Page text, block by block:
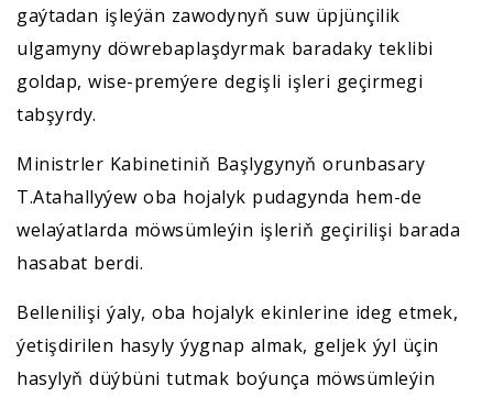
gaýtadan işleýän zawodynyň suw üpjünçilik
ulgamyny döwrebaplaşdyrmak baradaky teklibi
goldap, wise-premýere degişli işleri geçirmegi
tabşyrdy.
Ministrler Kabinetiniň Başlygynyň orunbasary
T.Atahallyýew oba hojalyk pudagynda hem-de
welaýatlarda möwsümleýin işleriň geçirilişi barada
hasabat berdi.
Bellenilişi ýaly, oba hojalyk ekinlerine ideg etmek,
ýetişdirilen hasyly ýygnap almak, geljek ýyl üçin
hasylyň düýbüni tutmak boýunça möwsümleýin